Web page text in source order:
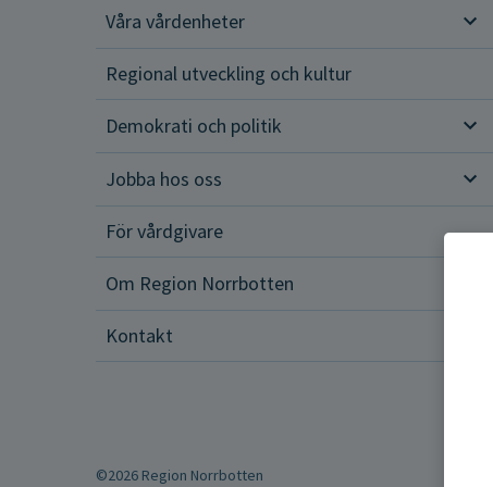
Våra vårdenheter
Regional utveckling och kultur
Demokrati och politik
Jobba hos oss
För vårdgivare
Om Region Norrbotten
Kontakt
©2026 Region Norrbotten